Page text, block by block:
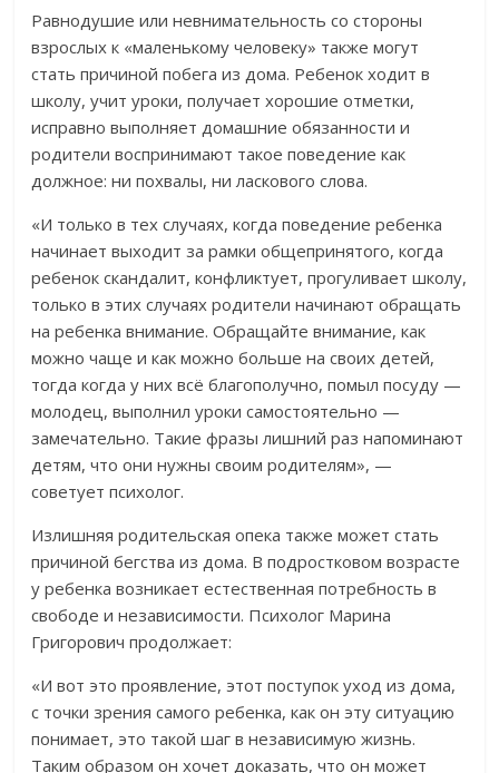
Равнодушие или невнимательность со стороны
взрослых к «маленькому человеку» также могут
стать причиной побега из дома. Ребенок ходит в
школу, учит уроки, получает хорошие отметки,
исправно выполняет домашние обязанности и
родители воспринимают такое поведение как
должное: ни похвалы, ни ласкового слова.
«И только в тех случаях, когда поведение ребенка
начинает выходит за рамки общепринятого, когда
ребенок скандалит, конфликтует, прогуливает школу,
только в этих случаях родители начинают обращать
на ребенка внимание. Обращайте внимание, как
можно чаще и как можно больше на своих детей,
тогда когда у них всё благополучно, помыл посуду —
молодец, выполнил уроки самостоятельно —
замечательно. Такие фразы лишний раз напоминают
детям, что они нужны своим родителям», —
советует психолог.
Излишняя родительская опека также может стать
причиной бегства из дома. В подростковом возрасте
у ребенка возникает естественная потребность в
свободе и независимости. Психолог Марина
Григорович продолжает:
«И вот это проявление, этот поступок уход из дома,
с точки зрения самого ребенка, как он эту ситуацию
понимает, это такой шаг в независимую жизнь.
Таким образом он хочет доказать, что он может